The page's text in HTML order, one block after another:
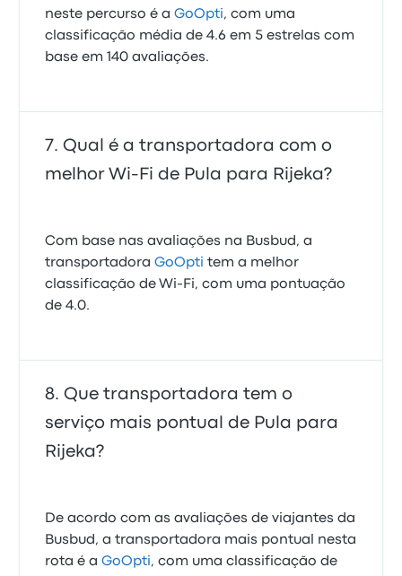
neste percurso é aGoOpti, com uma
classificação média de 4.6 em 5 estrelas com
base em 140 avaliações.
Qual é a transportadora com o
melhor Wi-Fi de Pula para Rijeka?
Com base nas avaliações na Busbud, a
transportadoraGoOpti tem a melhor
classificação de Wi‑Fi, com uma pontuação
de 4.0.
Que transportadora tem o
serviço mais pontual de Pula para
Rijeka?
De acordo com as avaliações de viajantes da
Busbud, a transportadora mais pontual nesta
rota é aGoOpti, com uma classificação de